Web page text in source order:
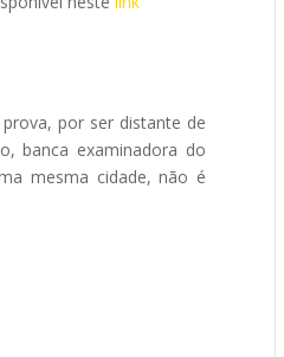
por ser distante de
banca examinadora do
mesma cidade, não é